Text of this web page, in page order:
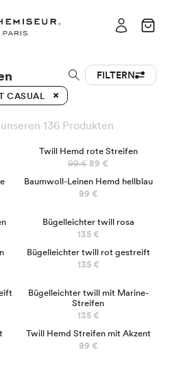
FILTERN
CASUAL
136 Produkten
Twill Hemd rote Streifen
99 € 89 €
Baumwoll-Leinen Hemd hellblau
99 €
Bügelleichter twill rosa
135 €
Bügelleichter twill rot gestreift
135 €
Bügelleichter twill mit Marine-
Streifen
135 €
Twill Hemd Streifen mit Akzent
99 €